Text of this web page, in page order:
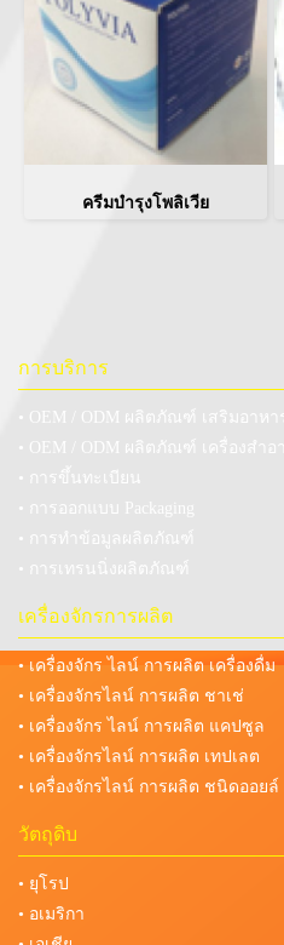
ครีมบำรุงโพลิเวีย
การบริการ
• OEM / ODM ผลิตภัณฑ์ เสริมอาหา
• OEM / ODM ผลิตภัณฑ์ เครื่องสำอา
• การขึ้นทะเบียน
• การออกแบบ Packaging
• การทำข้อมูลผลิตภัณฑ์
• การเทรนนิ่งผลิตภัณฑ์
เครื่องจักรการผลิต
• เครื่องจักร ไลน์ การผลิต เครื่องดื่ม
• เครื่องจักรไลน์ การผลิต ชาเช่
• เครื่องจักร ไลน์ การผลิต แคปซูล
• เครื่องจักรไลน์ การผลิต เทปเลต
• เครื่องจักรไลน์ การผลิต ชนิดออยล์
วัตถุดิบ
• ยุโรป
• อเมริกา